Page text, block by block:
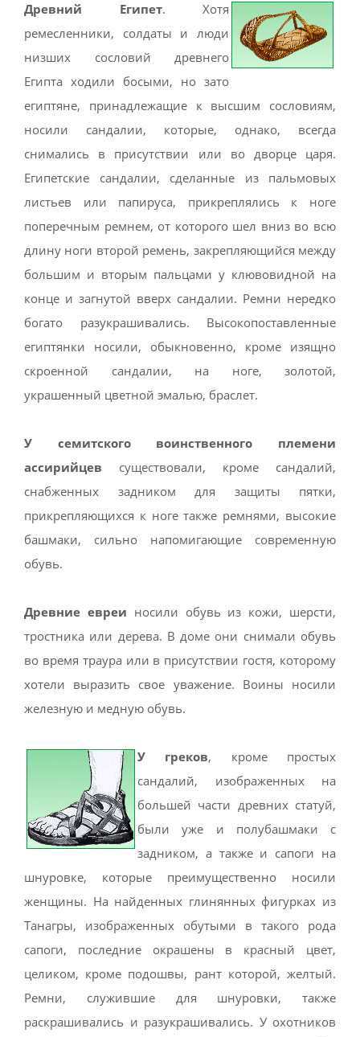
Древний Египет. Хотя
ремесленники, солдаты и люди
низших сословий древнего
Египта ходили босыми, но зато
египтяне, принадлежащие к высшим сословиям,
носили сандалии, которые, однако, всегда
снимались в присутствии или во дворце царя.
Египетские сандалии, сделанные из пальмовых
листьев или папируса, прикреплялись к ноге
поперечным ремнем, от которого шел вниз во всю
длину ноги второй ремень, закрепляющийся между
большим и вторым пальцами у клювовидной на
конце и загнутой вверх сандалии. Ремни нередко
богато разукрашивались. Высокопоставленные
египтянки носили, обыкновенно, кроме изящно
скроенной сандалии, на ноге, золотой,
украшенный цветной эмалью, браслет.
У семитского воинственного племени
ассирийцев существовали, кроме сандалий,
снабженных задником для защиты пятки,
прикрепляющихся к ноге также ремнями, высокие
башмаки, сильно напомигающие современную
обувь.
Древние евреи носили обувь из кожи, шерсти,
тростника или дерева. В доме они снимали обувь
во время траура или в присутствии гостя, которому
хотели выразить свое уважение. Воины носили
железную и медную обувь.
У греков, кроме простых
сандалий, изображенных на
большей части древних статуй,
были уже и полубашмаки с
задником, а также и сапоги на
шнуровке, которые преимущественно носили
женщины. На найденных глинянных фигурках из
Танагры, изображенных обутыми в такого рода
сапоги, последние окрашены в красный цвет,
целиком, кроме подошвы, рант которой, желтый.
Ремни, служившие для шнуровки, также
раскрашивались и разукрашивались. У охотников